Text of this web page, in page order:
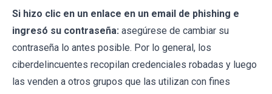
Si hizo clic en un enlace en un email de phishing e
ingresó su contraseña: asegúrese de cambiar su
contraseña lo antes posible. Por lo general, los
ciberdelincuentes recopilan credenciales robadas y luego
las venden a otros grupos que las utilizan con fines